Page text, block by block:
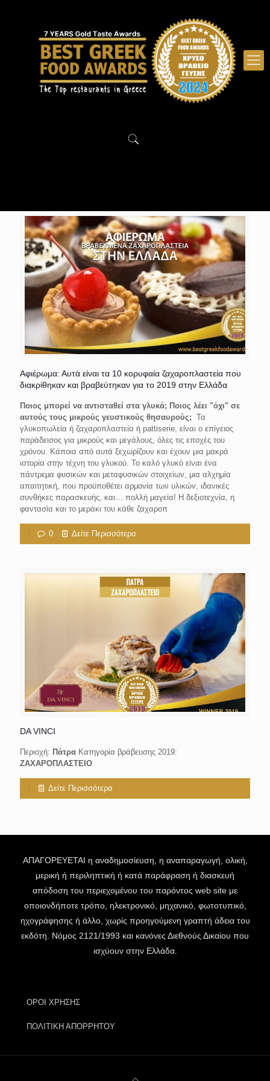
Αφιέρωμα: Αυτά είναι τα 10 κορυφαία ζαχαροπλαστεία που
διακρίθηκαν και βραβεύτηκαν για το 2019 στην Ελλάδα
Ποιος μπορεί να αντισταθεί στα γλυκά; Ποιος λέει "όχι" σε
αυτούς τους μικρούς γευστικούς θησαυρούς; Τα
γλυκοπωλεία ή ζαχαροπλαστεία ή pattiserie, είναι ο επίγειος
παράδεισος για μικρούς και μεγάλους, όλες τις εποχές του
χρόνου. Κάποια από αυτά ξεχωρίζουν και έχουν μια μακρά
ιστορία στην τέχνη του γλυκού. Το καλό γλυκό είναι ένα
πάντρεμα φυσικών και μεταφυσικών στοιχείων, μια αλχημία
απαιτητική, που προϋποθέτει αρμονία των υλικών, ιδανικές
συνθήκες παρασκευής, και… πολλή μαγεία! Η δεξιοτεχνία, η
φαντασία και το μεράκι του κάθε ζαχαροπ
0 Δείτε Περισσότερα
DA VINCI
Περιοχή: Πάτρα Κατηγορία βράβευσης 2019:
ΖΑΧΑΡΟΠΛΑΣΤΕΙΟ
Δείτε Περισσότερα
ΑΠΑΓΟΡΕΥΕΤΑΙ η αναδημοσίευση, η αναπαραγωγή, ολική,
μερική ή περιληπτική ή κατά παράφραση ή διασκευή
απόδοση του περιεχομένου του παρόντος web site με
οποιονδήποτε τρόπο, ηλεκτρονικό, μηχανικό, φωτοτυπικό,
ηχογράφησης ή άλλο, χωρίς προηγούμενη γραπτή άδεια του
εκδότη. Νόμος 2121/1993 και κανόνες Διεθνούς Δικαίου που
ισχύουν στην Ελλάδα.
ΟΡΟΙ ΧΡΗΣΗΣ
ΠΟΛΙΤΙΚΗ ΑΠΟΡΡΗΤΟΥ